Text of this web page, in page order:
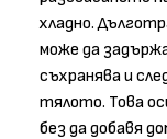
хладно.
може да
съхранява и
тялото. Това
без да добавя